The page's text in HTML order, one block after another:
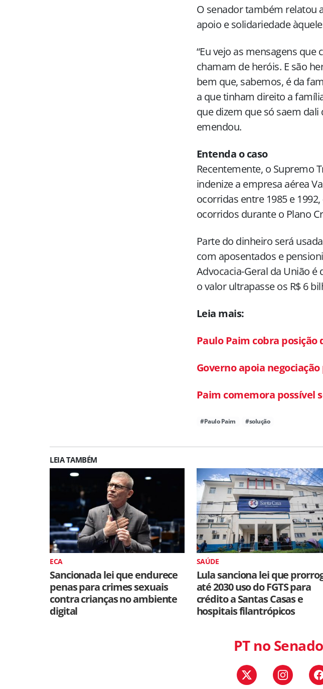
O senador também relatou
apoio e solidariedade
“Eu vejo as mensagens
chamam de heróis. E são
bem que, sabemos, é da
a que tinham direito a
que dizem que só saem
emendou.
Entenda o caso
Recentemente, o Supremo
indenize a empresa aérea
ocorridas entre 1985 e
ocorridos durante o Plano
Parte do dinheiro será
com aposentados e
Advocacia-Geral da União é
o valor ultrapasse os R$ 6
Leia mais:
Paulo Paim cobra posição
Governo apoia
Paim comemora possível
#Paulo Paim #solução
LEIA TAMBÉM
ECA
Sancionada lei que endurece
penas para crimes sexuais
contra crianças no ambiente
digital
SAÚDE
Lula sanciona lei que
até 2030 uso do FGTS para
crédito a Santas Casas e
hospitais filantrópicos
PT no Senado